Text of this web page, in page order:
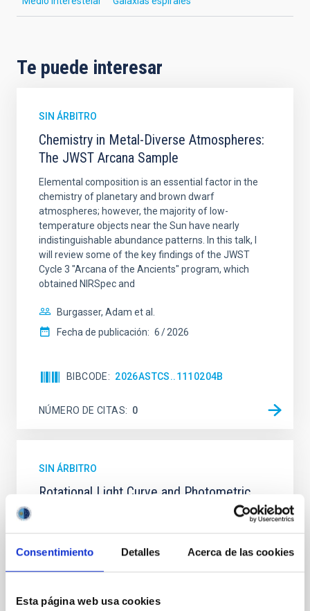
Consentimiento Detalles Acerca de las cookies
Esta página web usa cookies
Te puede interesar
SIN ÁRBITRO
Chemistry in Metal-Diverse Atmospheres:
The JWST Arcana Sample
Elemental composition is an essential factor in the
chemistry of planetary and brown dwarf
atmospheres; however, the majority of low-
temperature objects near the Sun have nearly
indistinguishable abundance patterns. In this talk, I
will review some of the key findings of the JWST
Cycle 3 "Arcana of the Ancients" program, which
obtained NIRSpec and
Burgasser, Adam et al.
Fecha de publicación: 6 2026
BIBCODE 2026ASTCS..1110204B
NÚMERO DE CITAS 0
SIN ÁRBITRO
Rotational Light Curve and Photometric
Baseline of (15094) Polymele in Support
We report a rotational light curve and Fourier baseline
on 2026 May 19─20 and May 21─22 UT with the